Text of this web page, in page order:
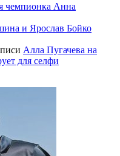
чемпионка Анна
и Ярослав Бойко
Алла Пугачева на
для селфи